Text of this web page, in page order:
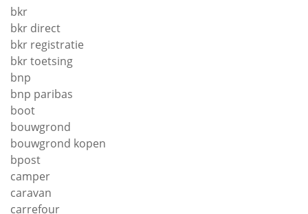
bkr
bkr direct
bkr registratie
bkr toetsing
bnp
bnp paribas
boot
bouwgrond
bouwgrond kopen
bpost
camper
caravan
carrefour